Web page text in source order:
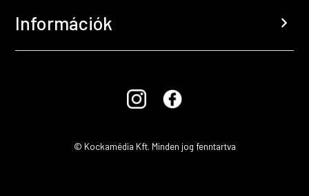
Információk chevron_right
© Kockamédia Kft. Minden jog fenntartva